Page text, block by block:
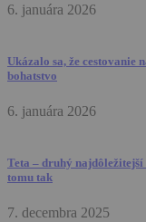
6. januára 2026
Ukázalo sa, že
bohatstvo
6. januára 2026
Teta – druhý
tomu tak
7. decembra 2025